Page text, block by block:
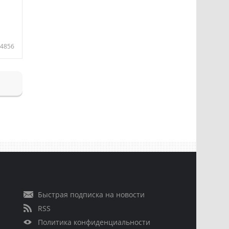
4856
Быстрая подписка на новости
RSS
Политика конфиденциальности